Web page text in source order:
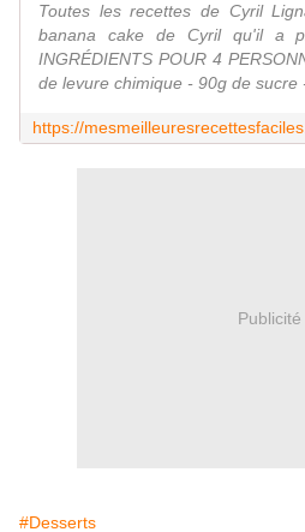
Toutes les recettes de Cyril
banana cake de Cyril qu'il a
INGRÉDIENTS POUR 4
de levure chimique - 90g de sucre
Publicité
#Desserts